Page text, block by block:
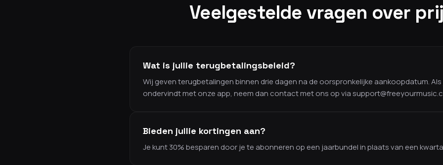
Veelgestelde vragen over
Wat is jullie terugbetalingsbeleid?
Wij geven terugbetalingen binnen drie dagen na de oorspronkelijke aankoopdatum.
ondervindt met onze app, neem dan contact met ons op via
Bieden jullie kortingen aan?
Je kunt 30% besparen door je te abonneren op een jaarbundel in plaats van een